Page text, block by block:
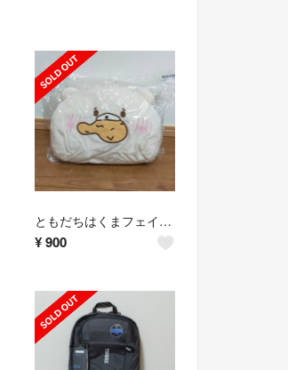
ともだちはくまフェイス型ティッシュBOXカバー 肉くわえver
¥900